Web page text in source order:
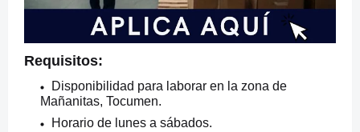
Requisitos:
Disponibilidad para laborar en la zona de
Mañanitas, Tocumen.
Horario de lunes a sábados.